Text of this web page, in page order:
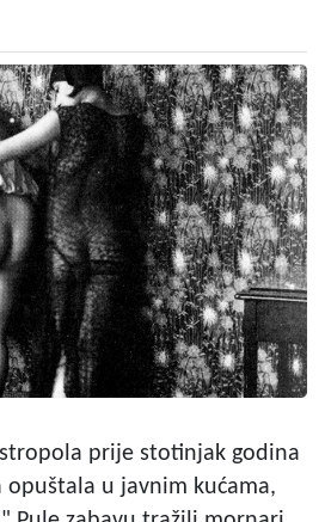
prije stotinjak godina
opuštala u javnim kućama,